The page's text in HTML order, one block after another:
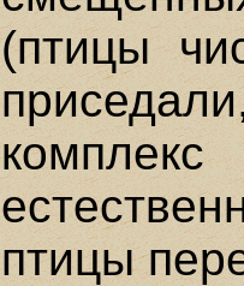
(птицы
птицы